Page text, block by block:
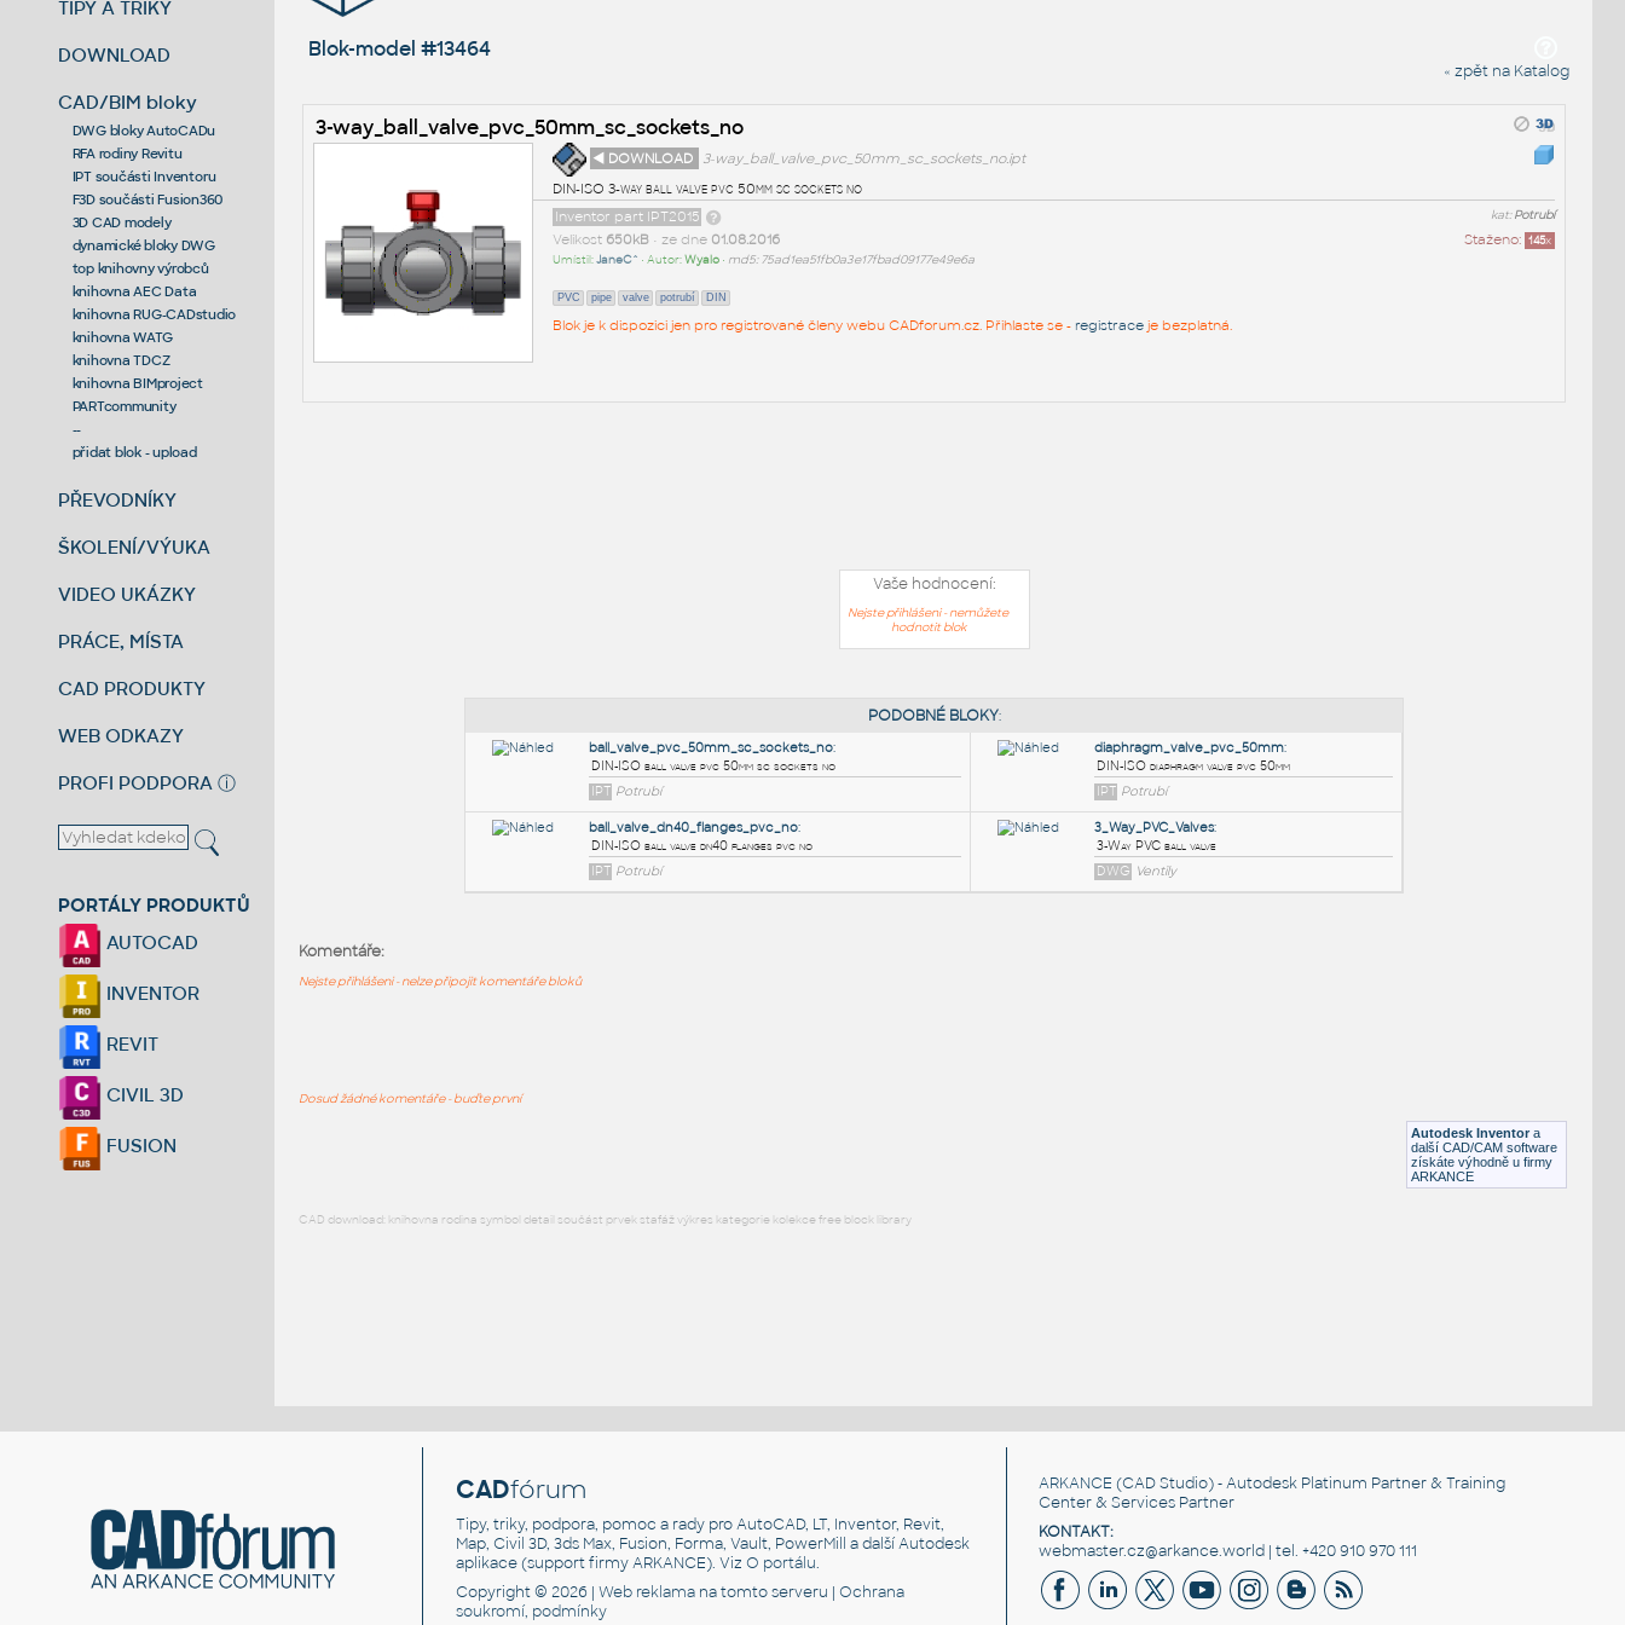
TIPY A TRIKY
DOWNLOAD
CAD/BIM bloky
DWG bloky AutoCADu
RFA rodiny Revitu
IPT součásti Inventoru
F3D součásti Fusion360
3D CAD modely
dynamické bloky DWG
top knihovny výrobců
knihovna AEC Data
knihovna RUG-CADstudio
knihovna WATG
knihovna TDCZ
knihovna BIMproject
PARTcommunity
--
přidat blok - upload
PŘEVODNÍKY
ŠKOLENÍ/VÝUKA
VIDEO UKÁZKY
PRÁCE, MÍSTA
CAD PRODUKTY
WEB ODKAZY
PROFI PODPORA ⓘ
PORTÁLY PRODUKTŮ
AUTOCAD
INVENTOR
REVIT
CIVIL 3D
FUSION
Blok-model #13464
« zpět na Katalog
3-way_ball_valve_pvc_50mm_sc_sockets_no
◄ DOWNLOAD
3-way_ball_valve_pvc_50mm_sc_sockets_no.ipt
DIN-ISO 3-way ball valve pvc 50mm sc sockets no
kat:Potrubí
Inventor part IPT2015
Staženo: 145x
Velikost 650kB• ze dne 01.08.2016
Umístil:JaneC^ • Autor:Wyalo• md5: 75ad1ea51fb0a3e17fbad09177e49e6a
PVC pipe valve potrubí DIN
Blok je k dispozici jen pro registrované členy webu CADforum.cz. Přihlaste se - registraceje bezplatná.
Vaše hodnocení:
Nejste přihlášeni - nemůžete
hodnotit blok
Autodesk Inventor a
další CAD/CAM software
získáte výhodně u firmy
ARKANCE
Komentáře:
Nejste přihlášeni - nelze připojit komentáře bloků
Dosud žádné komentáře - buďte první
CAD download: knihovna rodina symbol detail součást prvek stafáž výkres kategorie kolekce free block library
CADfórum
Tipy, triky, podpora, pomoc a rady pro AutoCAD, LT, Inventor, Revit,
Map, Civil 3D, 3ds Max, Fusion, Forma, Vault, PowerMill a další Autodesk
aplikace (support firmy ARKANCE). VizO portálu.
Copyright © 2026 |Web reklama na tomto serveru |Ochrana
soukromí, podmínky
ARKANCE (CAD Studio) - Autodesk Platinum Partner & Training
Center & Services Partner
KONTAKT:
webmaster.cz@arkance.world | tel. +420 910 970 111